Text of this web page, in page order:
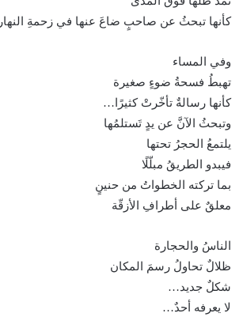
كأنها تبحثُ عن صاحبٍ ضاعَ عنها في زحمةِ النهار
وفي المساء
تهبطُ فسحةُ ضوءٍ صغيرة
كأنها رسالةٌ تأخّرتْ كثيرًا…
وتبحثُ الآنَّ عن يدٍ تَستلمُها
يلتمعُ الحجرُ تحتها
فيبدو الطريقُ مبلّلًا
بما تركته الخطواتُ من حنينٍ
معلقٌ على أطرافِ الأزقّة
الناسُ والحجارة
ظلالٌ تحاولُ رسمَ المكان
شكلٌ جديد…
لا يعرفه أحدٌ…